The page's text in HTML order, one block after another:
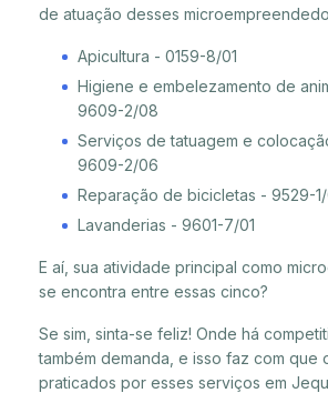
de atuação desses
Apicultura - 0159-8/01
Higiene e embelezamento de
9609-2/08
Serviços de tatuagem e
9609-2/06
Reparação de bicicletas - 9529-
Lavanderias - 9601-7/01
E aí, sua atividade principal como
se encontra entre essas cinco?
Se sim, sinta-se feliz! Onde há
também demanda, e isso faz com que
praticados por esses serviços em